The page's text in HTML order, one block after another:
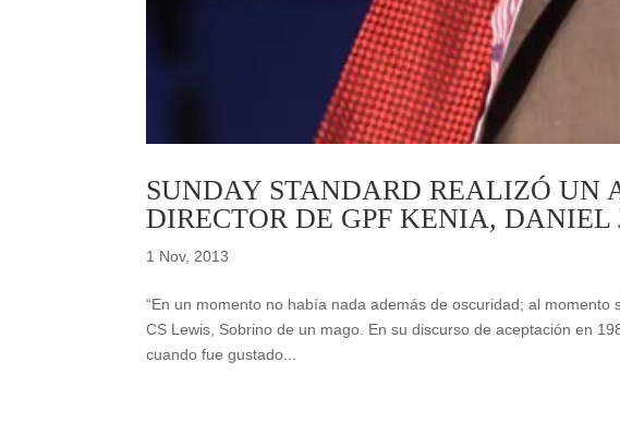
SUNDAY STANDARD REALIZÓ UN
DIRECTOR DE GPF KENIA, DANIEL
1 Nov, 2013
“En un momento no había nada además de oscuridad; al
CS Lewis, Sobrino de un mago. En su discurso de aceptación en
cuando fue gustado...